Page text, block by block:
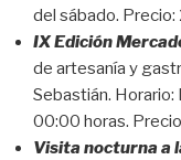
del sábado. Precio:
IX Edición
de artesanía y
Sebastián. Horario:
00:00 horas.
Visita nocturna a